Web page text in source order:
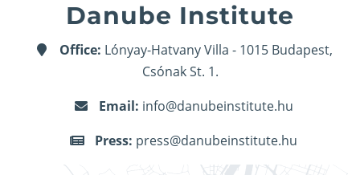
Danube Institute
Office: Lónyay-Hatvany Villa - 1015 Budapest,
Csónak St. 1.
Email: info@danubeinstitute.hu
Press: press@danubeinstitute.hu